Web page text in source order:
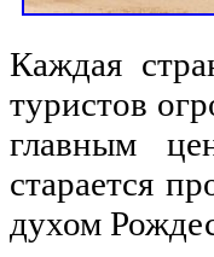
Каждая
туристов
главным
старается
духом